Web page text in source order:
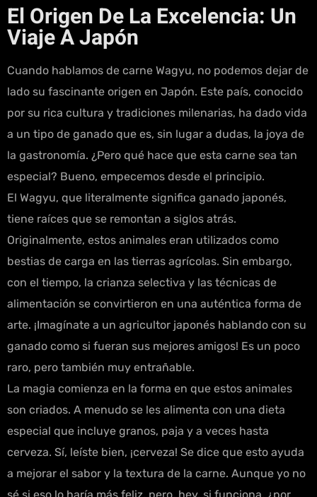
El Origen De La Excelencia: Un
Viaje A Japón
Cuando hablamos de carne Wagyu, no podemos dejar de
lado su fascinante origen en Japón. Este país, conocido
por su rica cultura y tradiciones milenarias, ha dado vida
a un tipo de ganado que es, sin lugar a dudas, la joya de
la gastronomía. ¿Pero qué hace que esta carne sea tan
especial? Bueno, empecemos desde el principio.
El Wagyu, que literalmente significa ganado japonés,
tiene raíces que se remontan a siglos atrás.
Originalmente, estos animales eran utilizados como
bestias de carga en las tierras agrícolas. Sin embargo,
con el tiempo, la crianza selectiva y las técnicas de
alimentación se convirtieron en una auténtica forma de
arte. ¡Imagínate a un agricultor japonés hablando con su
ganado como si fueran sus mejores amigos! Es un poco
raro, pero también muy entrañable.
La magia comienza en la forma en que estos animales
son criados. A menudo se les alimenta con una dieta
especial que incluye granos, paja y a veces hasta
cerveza. Sí, leíste bien, ¡cerveza! Se dice que esto ayuda
a mejorar el sabor y la textura de la carne. Aunque yo no
sé si eso lo haría más feliz, pero, hey, si funciona, ¿por